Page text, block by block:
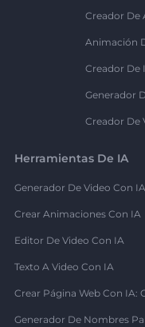
Creador De
Animación
Creador De
Generador
Creador De
Herramientas De IA
Generador De Video Con IA
Crear Animaciones Con IA
Editor De Video Con IA
Texto A Video Con IA
Crear Página Web Con IA:
Generador De Nombres